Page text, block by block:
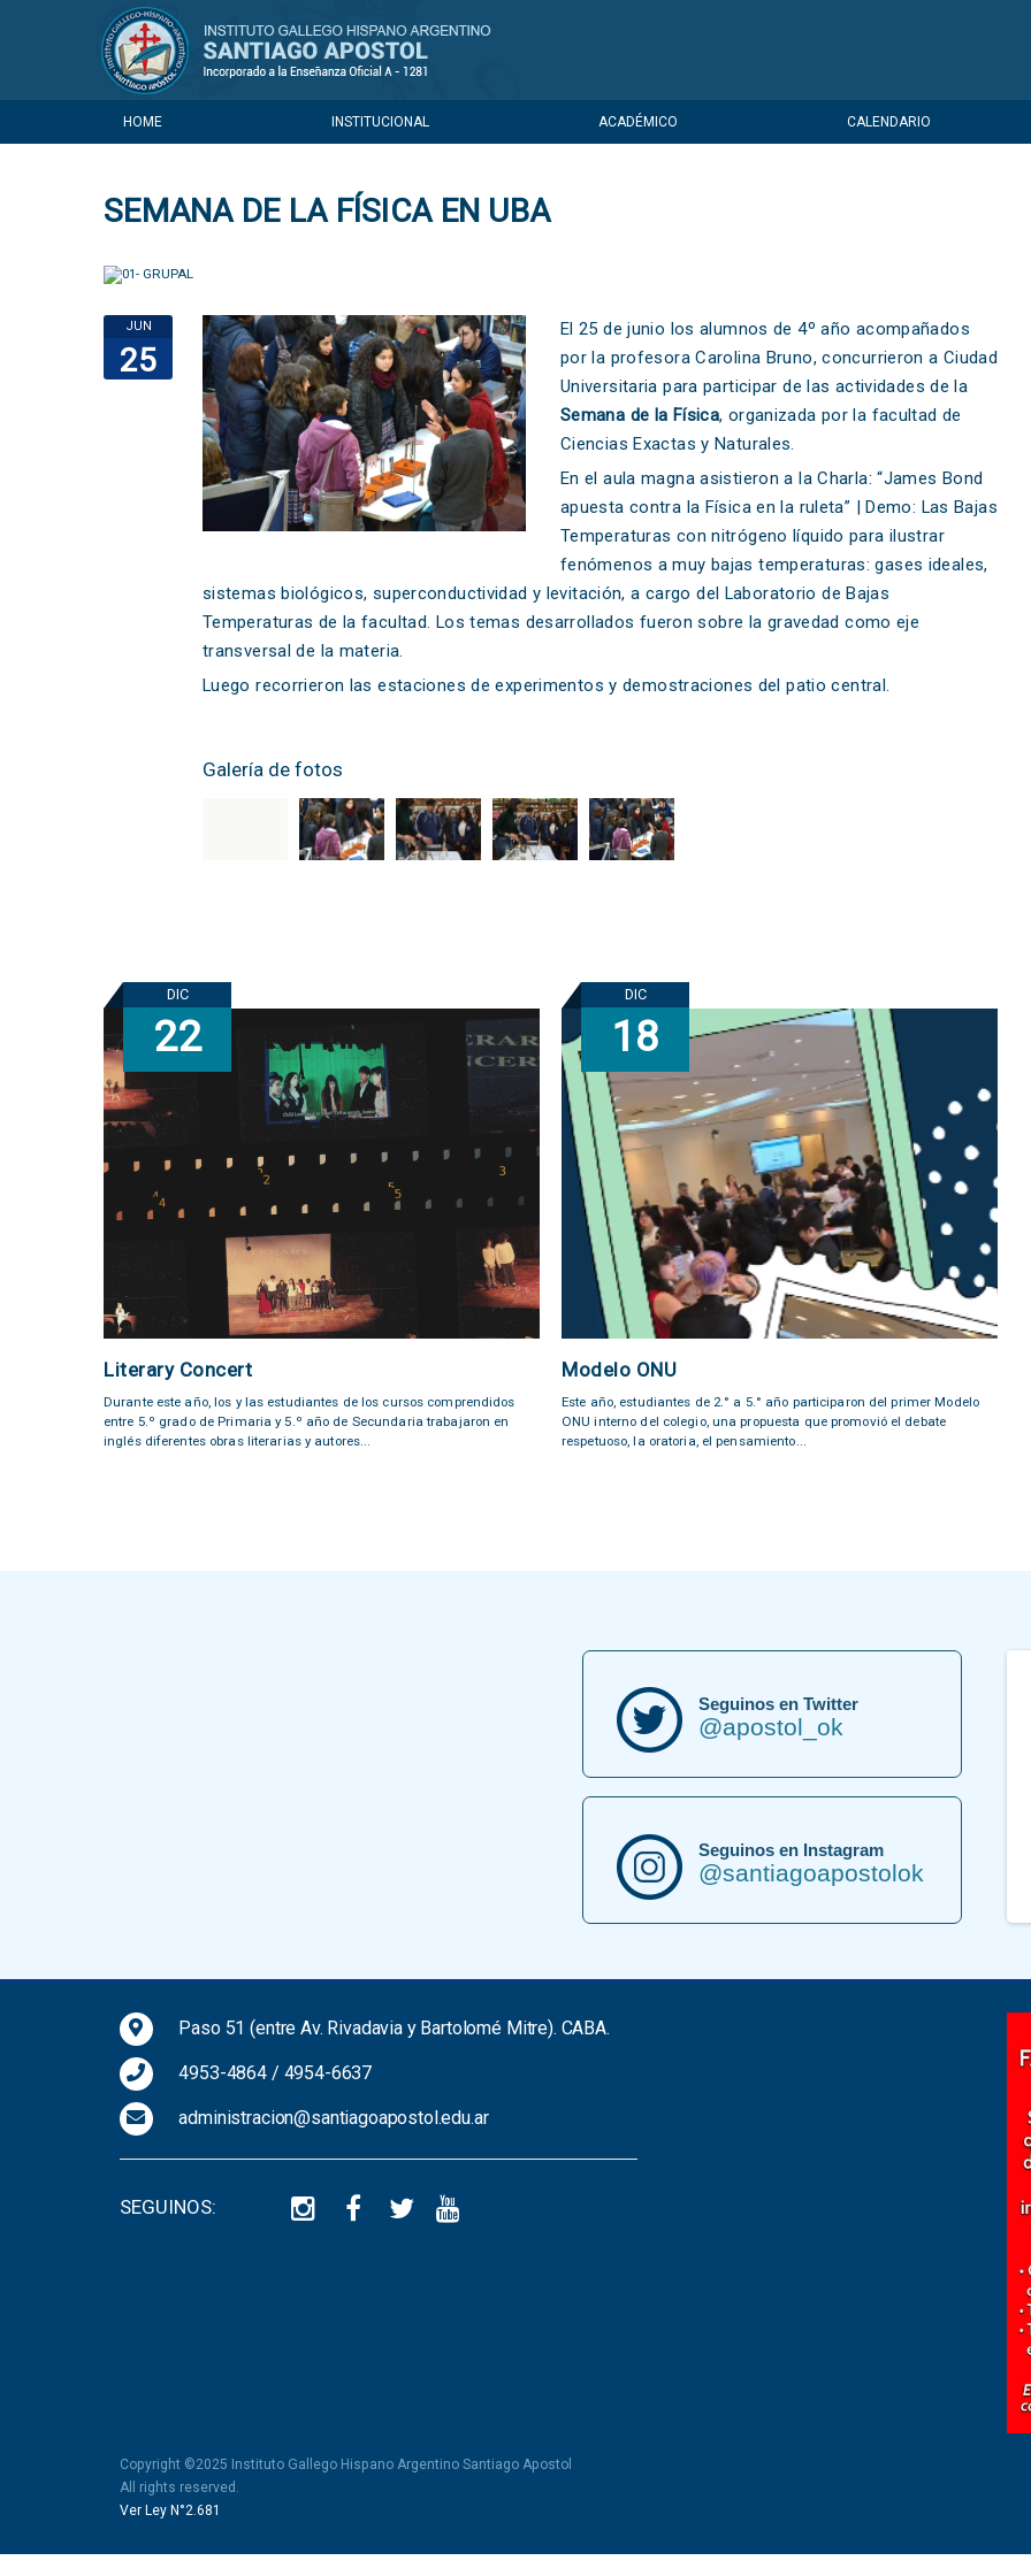
HOME INSTITUCIONAL ACADÉMICO CALENDARIO
SEMANA DE LA FÍSICA EN UBA
JUN
25
El 25 de junio los alumnos de 4º año acompañados
por la profesora Carolina Bruno, concurrieron a Ciudad
Universitaria para participar de las actividades de la
Semana de la Física, organizada por la facultad de
Ciencias Exactas y Naturales.
En el aula magna asistieron a la Charla: “James Bond
apuesta contra la Física en la ruleta” | Demo: Las Bajas
Temperaturas con nitrógeno líquido para ilustrar
fenómenos a muy bajas temperaturas: gases ideales,
sistemas biológicos, superconductividad y levitación, a cargo del Laboratorio de Bajas
Temperaturas de la facultad. Los temas desarrollados fueron sobre la gravedad como eje
transversal de la materia.
Luego recorrieron las estaciones de experimentos y demostraciones del patio central.
Galería de fotos
DIC
22
Literary Concert
Durante este año, los y las estudiantes de los cursos comprendidos
entre 5.º grado de Primaria y 5.º año de Secundaria trabajaron en
inglés diferentes obras literarias y autores...
DIC
18
Modelo ONU
Este año, estudiantes de 2.° a 5.° año participaron del primer Modelo
ONU interno del colegio, una propuesta que promovió el debate
respetuoso, la oratoria, el pensamiento...
Seguinos en Twitter
@apostol_ok
Seguinos en Instagram
@santiagoapostolok
Paso 51 (entre Av. Rivadavia y Bartolomé Mitre). CABA.
4953-4864 / 4954-6637
administracion@santiagoapostol.edu.ar
SEGUINOS:
Copyright ©2025 Instituto Gallego Hispano Argentino Santiago Apostol
All rights reserved.
Ver Ley N°2.681